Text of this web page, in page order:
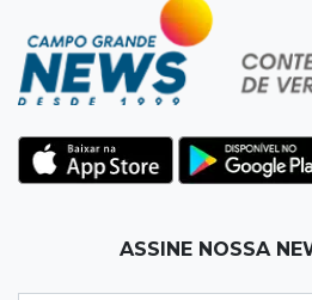
Pantanal viaja para Goiás
inédito à Série A2 feminina
Após chuva, despedida do
do sol que parece fogo
Nacional
ASSINE NOSSA